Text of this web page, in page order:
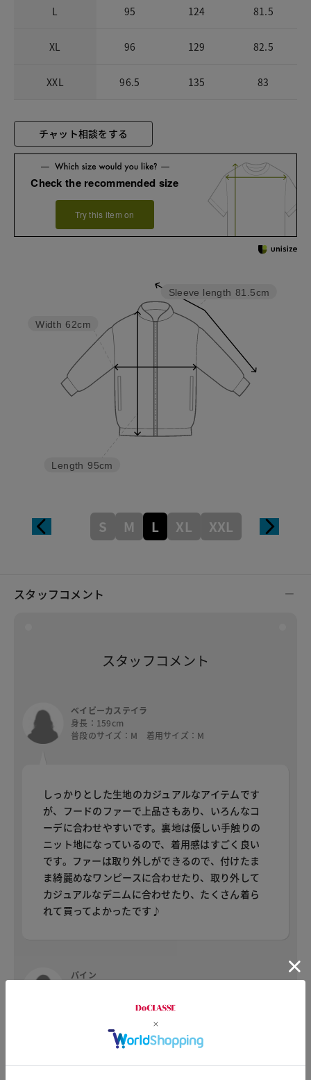
L 95 124 81.5
XL 96 129 82.5
XXL 96.5 135 83
チャット相談をする
Check the recommended size
Try this item on
Sleeve length 81.5cm
Length 95cm
Width 62cm
S M L XL XXL
スタッフコメント
スタッフコメント
ベイビーカステイラ
身長：159cm
普段のサイズ：M 着用サイズ：M
しっかりとした生地のカジュアルなアイテムです
が、フードのファーで上品さもあり、いろんなコ
ーデに合わせやすいです。裏地は優しい手触りの
ニット地になっているので、着用感はすごく良い
です。ファーは取り外しができるので、付けたま
ま綺麗めなワンピースに合わせたり、取り外して
カジュアルなデニムに合わせたり、たくさん着ら
れて買ってよかったです♪
パイン